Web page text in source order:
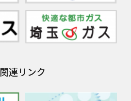
関連リンク